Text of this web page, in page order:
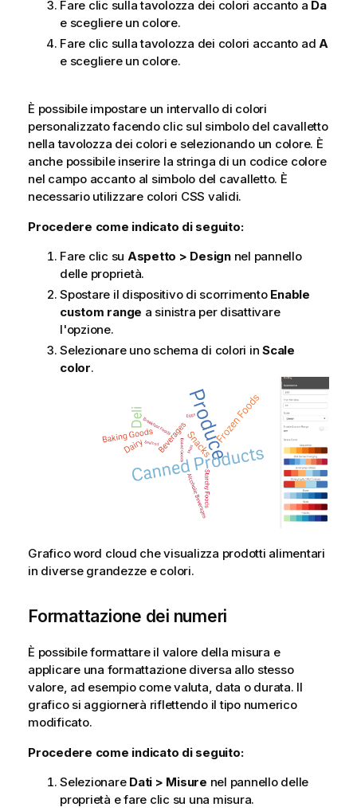
Fare clic sulla tavolozza dei colori accanto a Da
e scegliere un colore.
Fare clic sulla tavolozza dei colori accanto ad A
e scegliere un colore.
È possibile impostare un intervallo di colori
personalizzato facendo clic sul simbolo del cavalletto
nella tavolozza dei colori e selezionando un colore. È
anche possibile inserire la stringa di un codice colore
nel campo accanto al simbolo del cavalletto. È
necessario utilizzare colori CSS validi.
Procedere come indicato di seguito:
Fare clic su Aspetto > Designnel pannello
delle proprietà.
Spostare il dispositivo di scorrimento Enable
custom range a sinistra per disattivare
l'opzione.
Selezionare uno schema di colori in Scale
color.
Grafico word cloud che visualizza prodotti alimentari
in diverse grandezze e colori.
Formattazione dei numeri
È possibile formattare il valore della misura e
applicare una formattazione diversa allo stesso
valore, ad esempio come valuta, data o durata. Il
grafico si aggiornerà riflettendo il tipo numerico
modificato.
Procedere come indicato di seguito:
Selezionare Dati > Misure nel pannello delle
proprietà e fare clic su una misura.